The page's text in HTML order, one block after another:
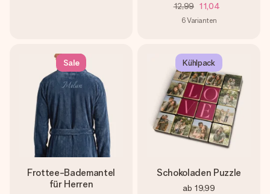
12,99 11,04
6Varianten
Sale
Frottee-Bademantel
für Herren
Kühlpack
Schokoladen Puzzle
ab 19,99